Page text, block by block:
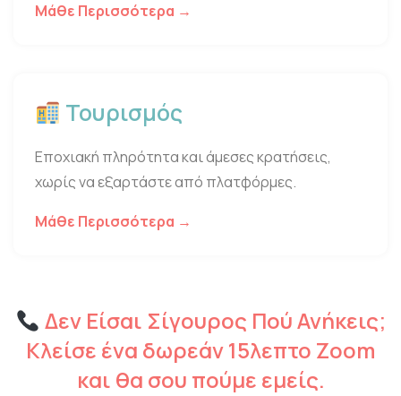
Μάθε Περισσότερα →
Τουρισμός
Εποχιακή πληρότητα και άμεσες κρατήσεις,
χωρίς να εξαρτάστε από πλατφόρμες.
Μάθε Περισσότερα →
Δεν Είσαι Σίγουρος Πού Ανήκεις;
Κλείσε ένα δωρεάν 15λεπτο Zoom
και θα σου πούμε εμείς.